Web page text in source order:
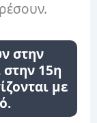
στην
15η
με